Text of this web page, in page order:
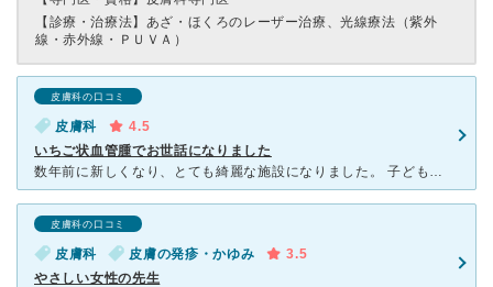
【診療・治療法】 あざ・ほくろのレーザー治療、光線療法（紫外
線・赤外線・ＰＵＶＡ）
皮膚科の口コミ
皮膚科
4.5
いちご状血管腫でお世話になりました
数年前に新しくなり、とても綺麗な施設になりました。 子どもがいちご状血管腫があり、産まれた時からとても心配していました。 でも産婦人科からここを紹介されて、3ヶ月頃から通い出しました。 レーザー
皮膚科の口コミ
皮膚科 皮膚の発疹・かゆみ
3.5
やさしい女性の先生